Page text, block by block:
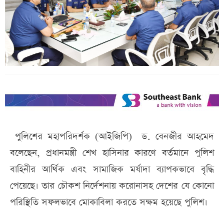
পুলিশের মহাপরিদর্শক (আইজিপি) ড. বেনজীর আহমেদ
বলেছেন, প্রধানমন্ত্রী শেখ হাসিনার কারণে বর্তমানে পুলিশ
বাহিনীর আর্থিক এবং সামাজিক মর্যাদা ব্যাপকভাবে বৃদ্ধি
পেয়েছে। তার চৌকশ নির্দেশনায় করোনাসহ দেশের যে কোনো
পরিস্থিতি সফলভাবে মোকাবিলা করতে সক্ষম হয়েছে পুলিশ।